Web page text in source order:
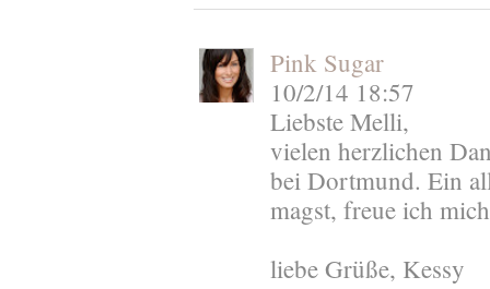
Pink Sugar
10/2/14 18:57
Liebste Melli,
vielen herzlichen
bei Dortmund. Ein
magst, freue ich
liebe Grüße, Kessy